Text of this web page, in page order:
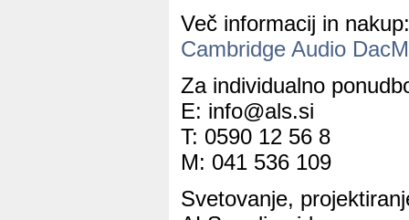
Več informacij in nakup:
Cambridge Audio
Za individualno
E: info@als.si
T: 0590 12 56 8
M: 041 536 109
Svetovanje,